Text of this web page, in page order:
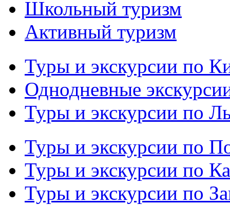
Школьный туризм
Активный туризм
Туры и экскурсии по
Однодневные
Туры и экскурсии по
Туры и экскурсии по
Туры и экскурсии по
Туры и экскурсии по